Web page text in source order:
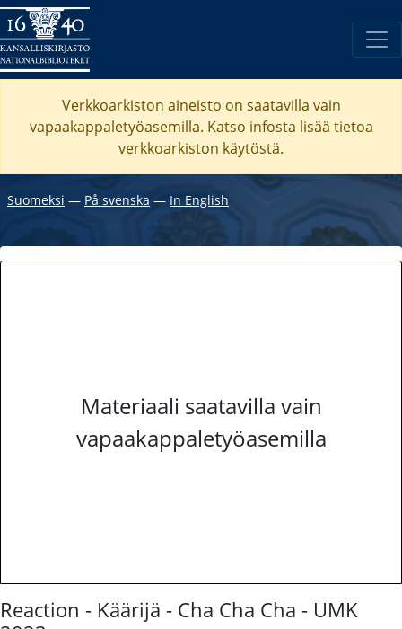
Verkkoarkiston aineisto on saatavilla vain
vapaakappaletyöasemilla. Katso infosta lisää tietoa
verkkoarkiston käytöstä.
Suomeksi ― På svenska ― In English
Materiaali saatavilla vain
vapaakappaletyöasemilla
Reaction - Käärijä - Cha Cha Cha - UMK